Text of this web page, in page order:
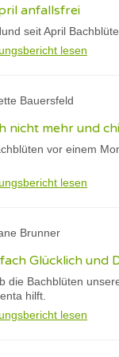
anfallsfrei
seit April
lesen
Bauersfeld
nicht mehr und
vor einem
lesen
Brunner
Glücklich und
die Bachblüten
hilft.
lesen